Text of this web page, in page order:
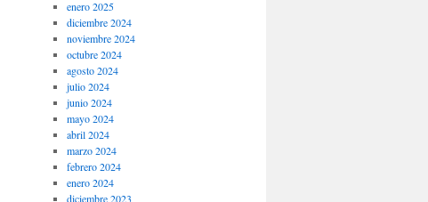
enero 2025
diciembre 2024
noviembre 2024
octubre 2024
agosto 2024
julio 2024
junio 2024
mayo 2024
abril 2024
marzo 2024
febrero 2024
enero 2024
diciembre 2023